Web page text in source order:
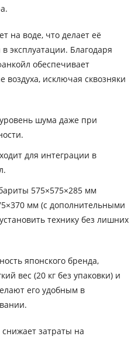
на воде, что делает её
эксплуатации. Благодаря
обеспечивает
исключая сквозняки
шума даже при
для интеграции в
575×575×285 мм
мм (с дополнительными
технику без лишних
японского бренда,
вес (20 кг без упаковки) и
его удобным в
затраты на